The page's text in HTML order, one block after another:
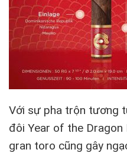
Với sự pha trộn tương
đôi Year of the
gran toro cũng gây